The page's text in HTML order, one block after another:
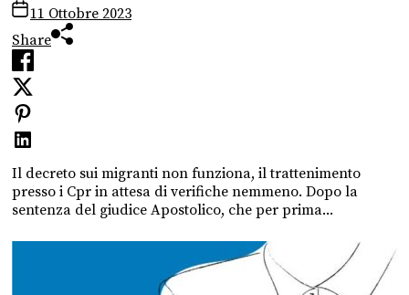
11 Ottobre 2023
Share
Il decreto sui migranti non funziona, il trattenimento
presso i Cpr in attesa di verifiche nemmeno. Dopo la
sentenza del giudice Apostolico, che per prima...